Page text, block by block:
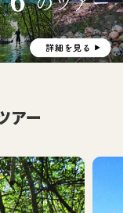
アー